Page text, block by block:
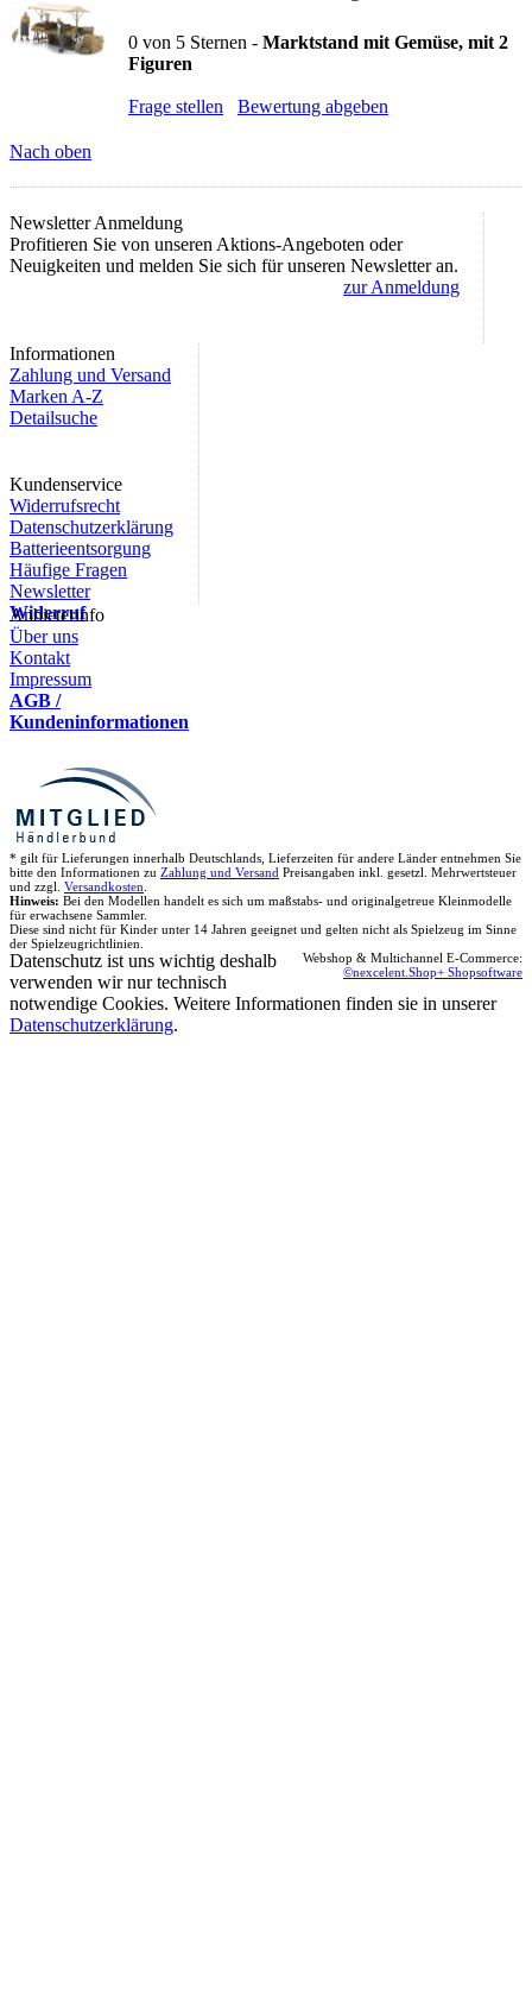
0 von 5 Sternen - Marktstand mit Gemüse, mit 2
Figuren
Frage stellen Bewertung abgeben
Nach oben
Newsletter Anmeldung
Profitieren Sie von unseren Aktions-Angeboten oder
Neuigkeiten und melden Sie sich für unseren Newsletter an.
zur Anmeldung
Informationen
Zahlung und Versand
Marken A-Z
Detailsuche
Kundenservice
Widerrufsrecht
Datenschutzerklärung
Batterieentsorgung
Häufige Fragen
Newsletter
Widerruf
Anbieterinfo
Über uns
Kontakt
Impressum
AGB /
Kundeninformationen
* gilt für Lieferungen innerhalb Deutschlands, Lieferzeiten für andere Länder entnehmen Sie
bitte den Informationen zu Zahlung und Versand Preisangaben inkl. gesetzl. Mehrwertsteuer
und zzgl. Versandkosten
Hinweis: Bei den Modellen handelt es sich um maßstabs- und originalgetreue Kleinmodelle
für erwachsene Sammler.
Diese sind nicht für Kinder unter 14 Jahren geeignet und gelten nicht als Spielzeug im Sinne
der Spielzeugrichtlinien.
Webshop & Multichannel E-Commerce:
©nexcelent.Shop+ Shopsoftware
Datenschutz ist uns wichtig deshalb
verwenden wir nur technisch
notwendige Cookies. Weitere Informationen finden sie in unserer
Datenschutzerklärung.